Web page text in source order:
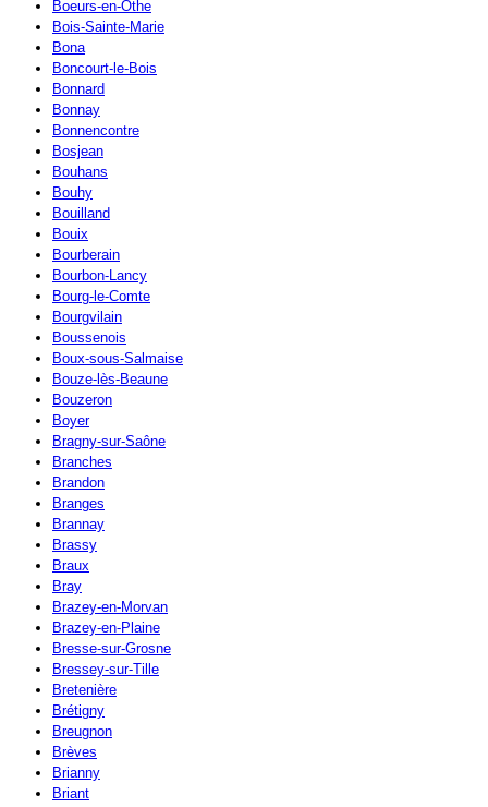
Boeurs-en-Othe
Bois-Sainte-Marie
Bona
Boncourt-le-Bois
Bonnard
Bonnay
Bonnencontre
Bosjean
Bouhans
Bouhy
Bouilland
Bouix
Bourberain
Bourbon-Lancy
Bourg-le-Comte
Bourgvilain
Boussenois
Boux-sous-Salmaise
Bouze-lès-Beaune
Bouzeron
Boyer
Bragny-sur-Saône
Branches
Brandon
Branges
Brannay
Brassy
Braux
Bray
Brazey-en-Morvan
Brazey-en-Plaine
Bresse-sur-Grosne
Bressey-sur-Tille
Bretenière
Brétigny
Breugnon
Brèves
Brianny
Briant